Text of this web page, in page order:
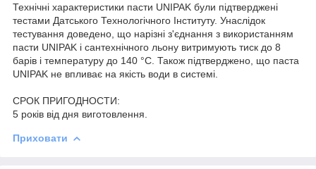
Технічні характеристики пасти UNIPAK були підтверджені
тестами Датського Технологічного Інституту. Унаслідок
тестування доведено, що нарізні з'єднання з використанням
пасти UNIPAK і сантехнічного льону витримують тиск до 8
барів і температуру до 140 °C. Також підтверджено, що паста
UNIPAK не впливає на якість води в системі.
СРОК ПРИГОДНОСТИ:
5 років від дня виготовлення.
Приховати